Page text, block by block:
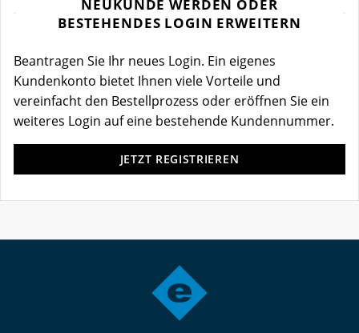
NEUKUNDE WERDEN ODER
BESTEHENDES LOGIN ERWEITERN
Beantragen Sie Ihr neues Login. Ein eigenes
Kundenkonto bietet Ihnen viele Vorteile und
vereinfacht den Bestellprozess oder eröffnen Sie ein
weiteres Login auf eine bestehende Kundennummer.
JETZT REGISTRIEREN